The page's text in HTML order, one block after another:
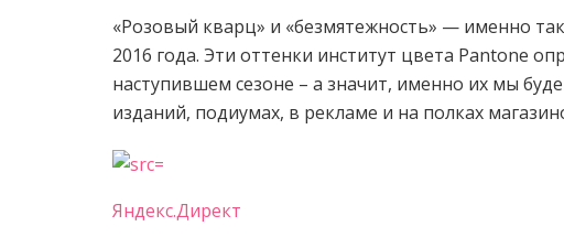
«Розовый кварц» и «безмятежность» — именно
2016 года. Эти оттенки институт цвета Pantone
наступившем сезоне – а значит, именно их мы
изданий, подиумах, в рекламе и на полках
Яндекс.Директ